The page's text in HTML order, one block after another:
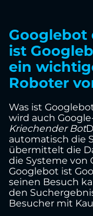
Googlebot
ist
ein
Roboter
Was ist
wird auch
Kriechender Bot
automatisch die
übermittelt die
die Systeme von
Googlebot ist
seinen Besuch
den
Besucher mit